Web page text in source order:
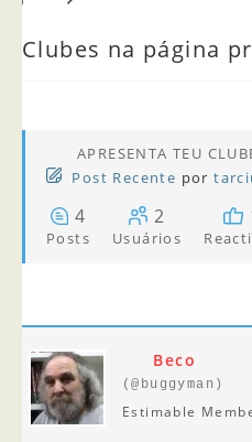
Clubes na página
APRESENTA TEU
Post Recente por
4
Posts
2
Usuários
Beco
(@buggyman)
Estimable